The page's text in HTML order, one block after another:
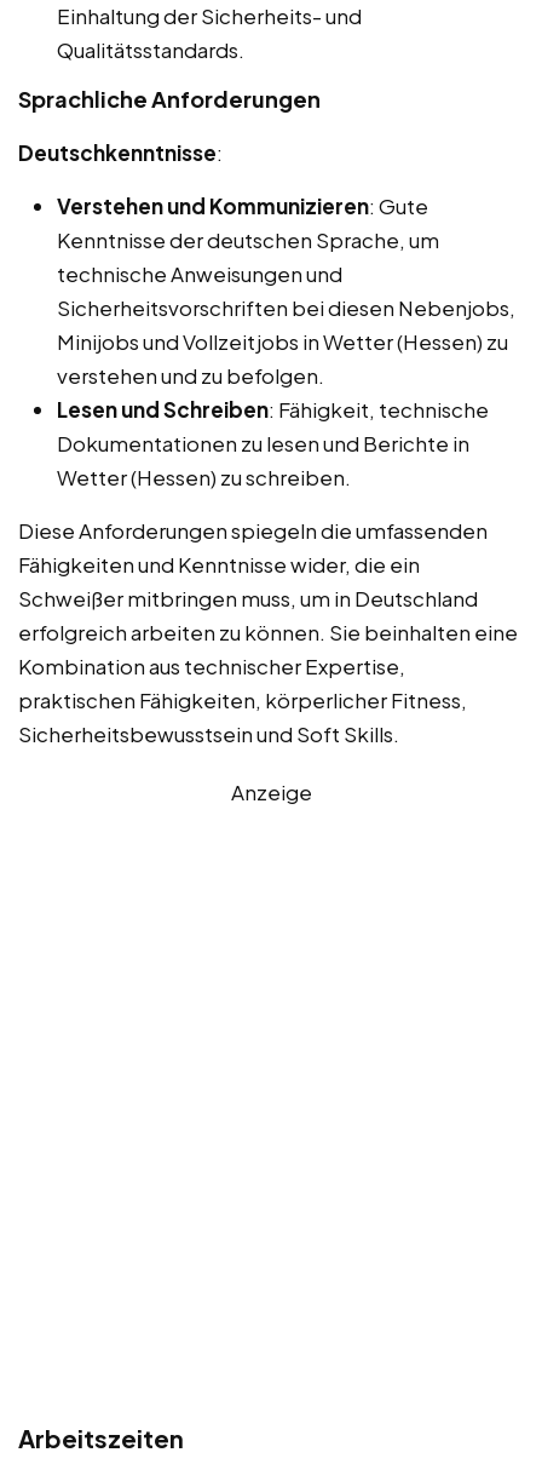
Einhaltung der Sicherheits- und
Qualitätsstandards.
Sprachliche Anforderungen
Deutschkenntnisse:
Verstehen und Kommunizieren: Gute
Kenntnisse der deutschen Sprache, um
technische Anweisungen und
Sicherheitsvorschriften bei diesen Nebenjobs,
Minijobs und Vollzeitjobs in Wetter (Hessen) zu
verstehen und zu befolgen.
Lesen und Schreiben: Fähigkeit, technische
Dokumentationen zu lesen und Berichte in
Wetter (Hessen) zu schreiben.
Diese Anforderungen spiegeln die umfassenden
Fähigkeiten und Kenntnisse wider, die ein
Schweißer mitbringen muss, um in Deutschland
erfolgreich arbeiten zu können. Sie beinhalten eine
Kombination aus technischer Expertise,
praktischen Fähigkeiten, körperlicher Fitness,
Sicherheitsbewusstsein und Soft Skills.
Anzeige
Arbeitszeiten